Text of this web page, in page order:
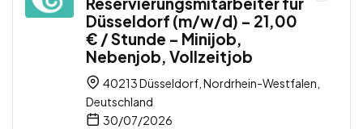
Düsseldorf (m/w/d) – 21,00
€ / Stunde – Minijob,
Nebenjob, Vollzeitjob
40213 Düsseldorf, Nordrhein-Westfalen,
Deutschland
30/07/2026